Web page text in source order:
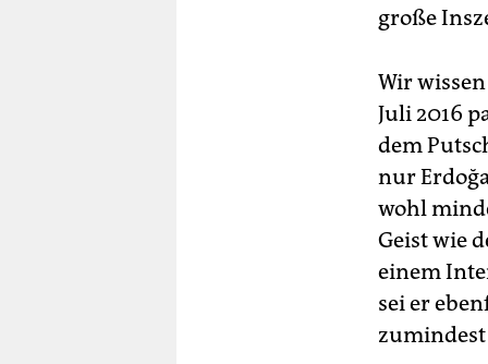
große
Wir
Juli 2016
dem
nur
wohl
Geist wie
einem
sei er